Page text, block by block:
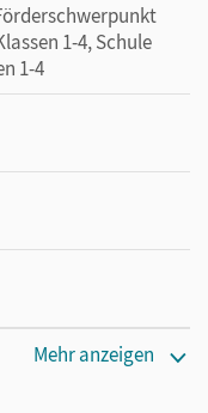
1-4, Schule
1-4
Mehr anzeigen